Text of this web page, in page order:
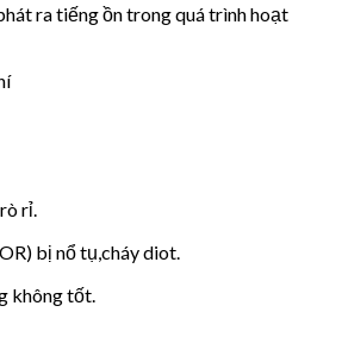
ra tiếng ồn trong quá trình hoạt
rỉ.
bị nổ tụ,cháy diot.
không tốt.